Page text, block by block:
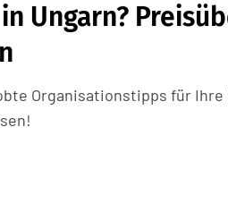
Ungarn?
Organisationstipps für Ihre